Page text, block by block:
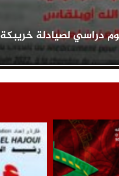
دراسي لصيادلة خريبكة